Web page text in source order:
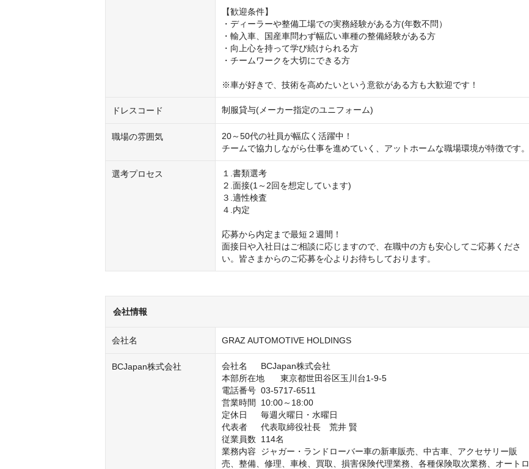
【歓迎条件】
・ディーラーや整備工場での実務経験がある方(年数不問）
・輸入車、国産車問わず幅広い車種の整備経験がある方
・向上心を持って学び続けられる方
・チームワークを大切にできる方
※車が好きで、技術を高めたいという意欲がある方も大歓迎です！
ドレスコード 制服貸与(メーカー指定のユニフォーム)
職場の雰囲気
20～50代の社員が幅広く活躍中！
チームで協力しながら仕事を進めていく、アットホームな職場環境が特徴です。
選考プロセス
１.書類選考
２.面接(1～2回を想定しています)
３.適性検査
４.内定
応募から内定まで最短２週間！
面接日や入社日はご相談に応じますので、在職中の方も安心してご応募くださ
い。皆さまからのご応募を心よりお待ちしております。
会社情報
会社名 GRAZ AUTOMOTIVE HOLDINGS
BCJapan株式会社
会社名	BCJapan株式会社
本部所在地	東京都世田谷区玉川台1-9-5
電話番号	03-5717-6511
営業時間	10:00～18:00
定休日	毎週火曜日・水曜日
代表者	代表取締役社長　荒井 賢
従業員数	114名
業務内容	ジャガー・ランドローバー車の新車販売、中古車、アクセサリー販
売、整備、修理、車検、買取、損害保険代理業務、各種保険取次業務、オートロ